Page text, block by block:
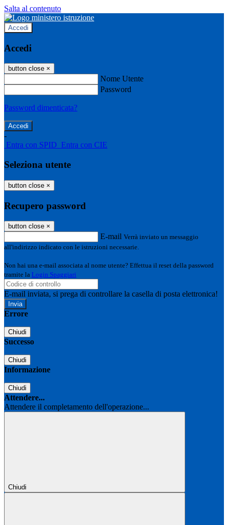
Salta al contenuto
Accedi
Accedi
button close ×
Nome Utente
Password
Password dimenticata?
-
Entra con SPID Entra con CIE
Seleziona utente
button close ×
Recupero password
button close ×
E-mail Verrà inviato un messaggio
all'indirizzo indicato con le istruzioni necessarie.
Non hai una e-mail associata al nome utente? Effettua il reset della password
tramite la Login Spaggiari
E-mail inviata, si prega di controllare la casella di posta elettronica!
Errore
Chiudi
Successo
Chiudi
Informazione
Chiudi
Attendere...
Attendere il completamento dell'operazione...
Chiudi